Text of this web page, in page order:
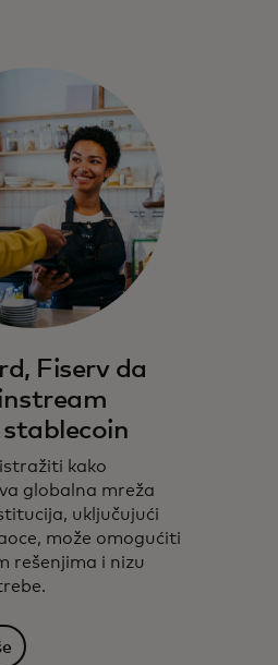
Fiserv da
kako
globalna mreža
uključujući
može omogućiti
rešenjima i nizu